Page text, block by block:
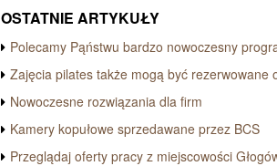
OSTATNIE ARTYKUŁY
Polecamy Pąństwu bardzo nowoczesny
Zajęcia pilates także mogą być rezerwowane
Nowoczesne rozwiązania dla firm
Kamery kopułowe sprzedawane przez BCS
Przeglądaj oferty pracy z miejscowości